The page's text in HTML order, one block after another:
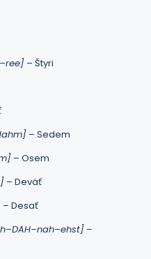
– Štyri
– Sedem
– Osem
– Deväť
– Desať
–